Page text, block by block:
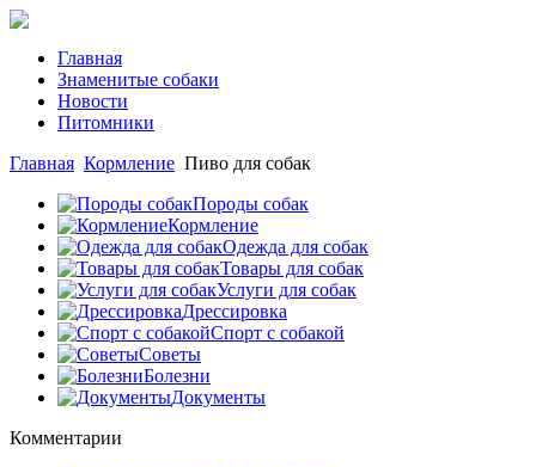
Главная
Знаменитые собаки
Новости
Питомники
Главная Кормление Пиво для собак
Породы собак
Кормление
Одежда для собак
Товары для собак
Услуги для собак
Дрессировка
Спорт с собакой
Советы
Болезни
Документы
Комментарии